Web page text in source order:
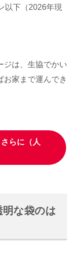
以下（2026年現
ジは、生協でかい
お家まで運んでき
らに（人
な袋のは